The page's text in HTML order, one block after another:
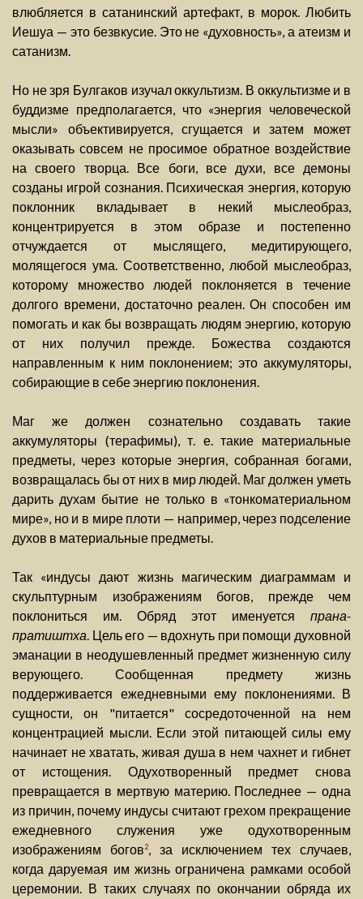
влюбляется в сатанинский артефакт, в морок. Любить
Иешуа — это безвкусие. Это не «духовность», а атеизм и
сатанизм.
Но не зря Булгаков изучал оккультизм. В оккультизме и в
буддизме предполагается, что «энергия человеческой
мысли» объективируется, сгущается и затем может
оказывать совсем не просимое обратное воздействие
на своего творца. Все боги, все духи, все демоны
созданы игрой сознания. Психическая энергия, которую
поклонник вкладывает в некий мыслеобраз,
концентрируется в этом образе и постепенно
отчуждается от мыслящего, медитирующего,
молящегося ума. Соответственно, любой мыслеобраз,
которому множество людей поклоняется в течение
долгого времени, достаточно реален. Он способен им
помогать и как бы возвращать людям энергию, которую
от них получил прежде. Божества создаются
направленным к ним поклонением; это аккумуляторы,
собирающие в себе энергию поклонения.
Маг же должен сознательно создавать такие
аккумуляторы (терафимы), т. е. такие материальные
предметы, через которые энергия, собранная богами,
возвращалась бы от них в мир людей. Маг должен уметь
дарить духам бытие не только в «тонкоматериальном
мире», но и в мире плоти — например, через подселение
духов в материальные предметы.
Так «индусы дают жизнь магическим диаграммам и
скульптурным изображениям богов, прежде чем
поклониться им. Обряд этот именуется прана-
пратиштха. Цель его — вдохнуть при помощи духовной
эманации в неодушевленный предмет жизненную силу
верующего. Сообщенная предмету жизнь
поддерживается ежедневными ему поклонениями. В
сущности, он "питается" сосредоточенной на нем
концентрацией мысли. Если этой питающей силы ему
начинает не хватать, живая душа в нем чахнет и гибнет
от истощения. Одухотворенный предмет снова
превращается в мертвую материю. Последнее — одна
из причин, почему индусы считают грехом прекращение
ежедневного служения уже одухотворенным
изображениям богов2, за исключением тех случаев,
когда даруемая им жизнь ограничена рамками особой
церемонии. В таких случаях по окончании обряда их